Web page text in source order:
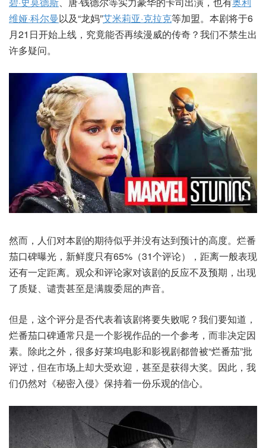
维娅·科尔曼以及“龙妈”艾米莉亚·克拉克等加盟。本剧将于6
月21日开始上线，究竟能否再续漫威的传奇？我们不禁生出
许多疑问。
然而，人们对本剧的期待似乎并没有达到预计的高度。烂番
茄口碑曝光，新鲜度只有65%（31个评论），距离一般表现
还有一定距离。观众和评论家对该剧的反应不及预期，出现
了质疑、谴责甚至是满腹委屈的声音。
但是，这个评分是否代表着该剧将要失败呢？我们要知道，
烂番茄口碑通常只是一个影视作品的一个参考，而非决定因
素。除此之外，很多好莱坞电影和影视剧都曾被“烂番茄”批
评过，但在市场上却大受欢迎，甚至是获得大奖。因此，我
们仍然对《秘密入侵》保持着一份乐观的信心。